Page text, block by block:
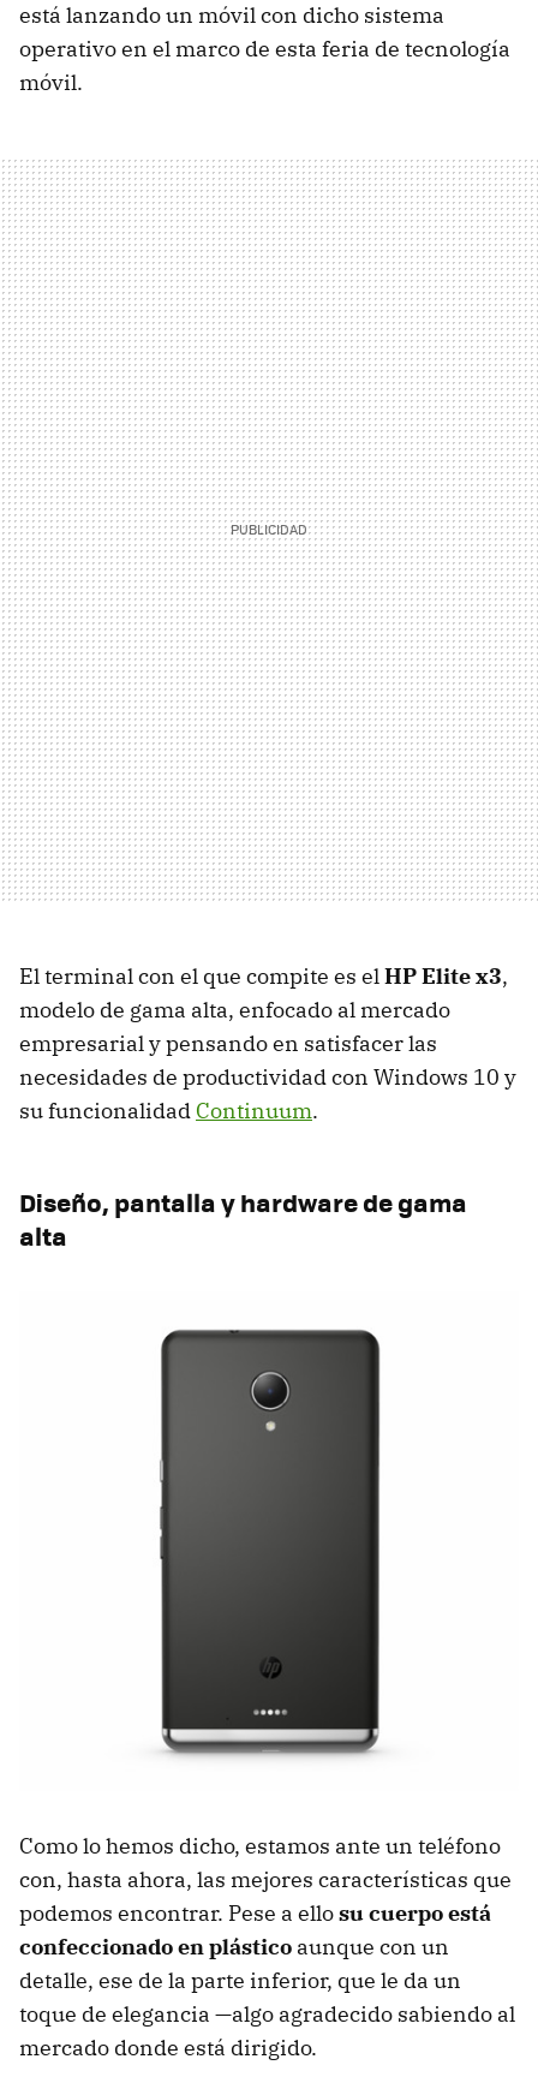
está lanzando un móvil con dicho sistema
operativo en el marco de esta feria de tecnología
móvil.
El terminal con el que compite es elHP Elite x3,
modelo de gama alta, enfocado al mercado
empresarial y pensando en satisfacer las
necesidades de productividad con Windows 10 y
su funcionalidad Continuum.
Diseño, pantalla y hardware de gama
alta
Como lo hemos dicho, estamos ante un teléfono
con, hasta ahora, las mejores características que
podemos encontrar. Pese a ellosu cuerpo está
confeccionado en plástico aunque con un
detalle, ese de la parte inferior, que le da un
toque de elegancia —algo agradecido sabiendo al
mercado donde está dirigido.